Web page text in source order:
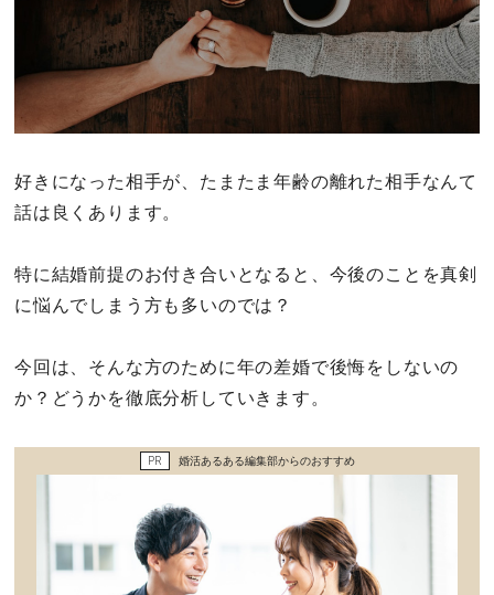
仕事とキャリア
ファッション・美容
グルメ
心の処方箋
好きになった相手が、たまたま年齢の離れた相手なんて
話は良くあります。
特に結婚前提のお付き合いとなると、今後のことを真剣
に悩んでしまう方も多いのでは？
今回は、そんな方のために年の差婚で後悔をしないの
か？どうかを徹底分析していきます。
PR 婚活あるある編集部からのおすすめ